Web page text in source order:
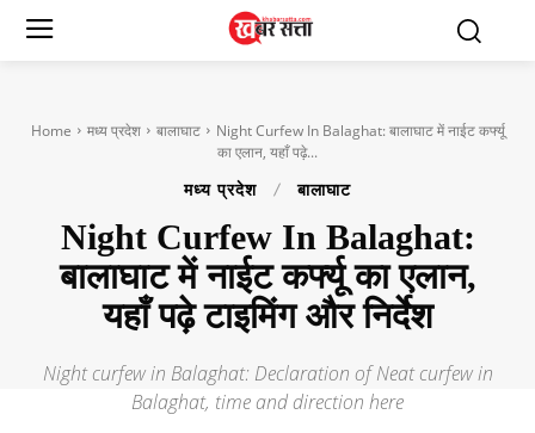
Home मध्य प्रदेश बालाघाट
Night Curfew In Balaghat: बालाघाट में नाईट कर्फ्यू
का एलान, यहाँ पढ़े...
मध्य प्रदेश बालाघाट
Night Curfew In Balaghat:
बालाघाट में नाईट कर्फ्यू का एलान,
यहाँ पढ़े टाइमिंग और निर्देश
Night curfew in Balaghat: Declaration of Neat curfew in
Balaghat, time and direction here